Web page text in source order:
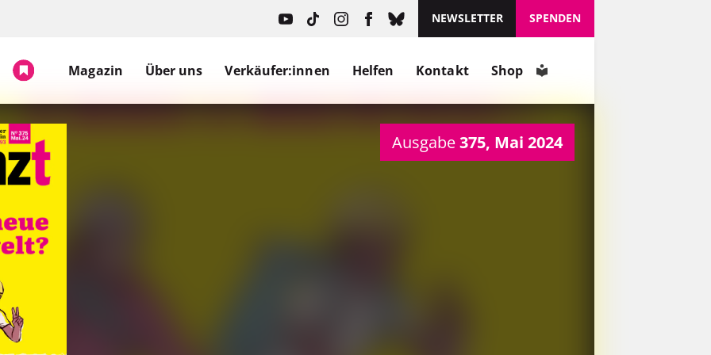
NEWSLETTER SPENDEN
Magazin Über uns Verkäufer:innen Helfen Kontakt Shop
Ausgabe375, Mai 2024